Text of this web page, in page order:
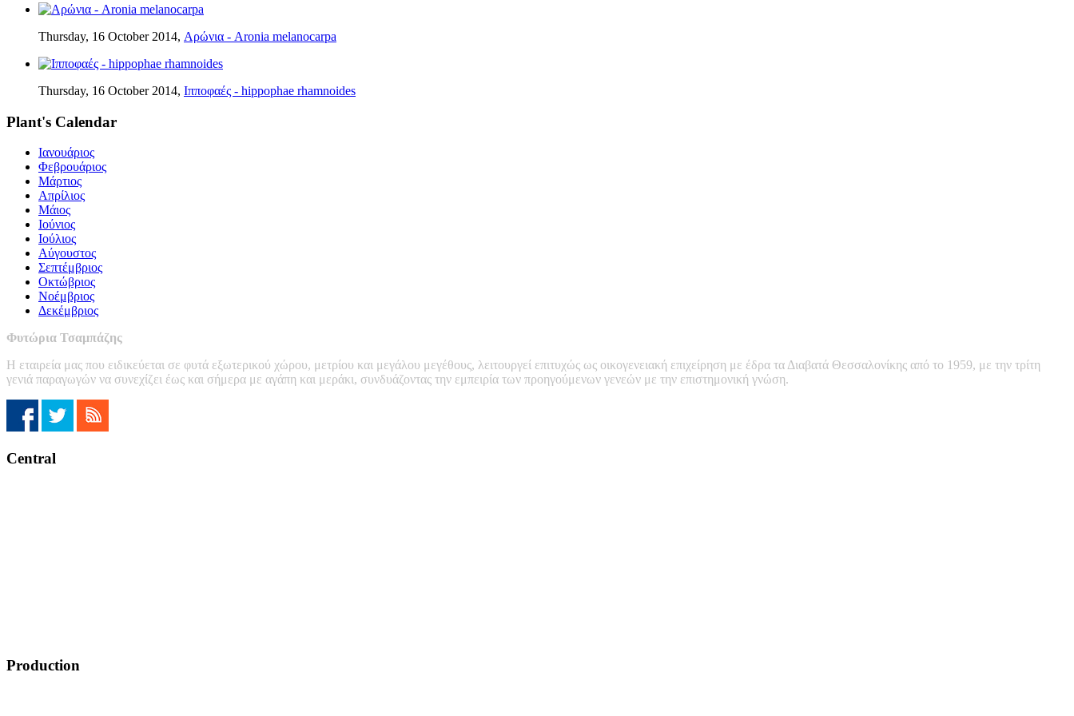
Thursday, 16 October 2014, Αρώνια - Aronia melanocarpa
Thursday, 16 October 2014, Ιπποφαές - hippophae rhamnoides
Plant's Calendar
Ιανουάριος
Φεβρουάριος
Μάρτιος
Απρίλιος
Μάιος
Ιούνιος
Ιούλιος
Αύγουστος
Σεπτέμβριος
Οκτώβριος
Νοέμβριος
Δεκέμβριος
Φυτώρια Τσαμπάζης
Η εταιρεία μας που ειδικεύεται σε φυτά εξωτερικού χώρου, μετρίου και μεγάλου μεγέθους, λειτουργεί επιτυχώς ως οικογενειακή επιχείρηση με έδρα τα Διαβατά Θεσσαλονίκης από το 1959, με την τρίτη
γενιά παραγωγών να συνεχίζει έως και σήμερα με αγάπη και μεράκι, συνδυάζοντας την εμπειρία των προηγούμενων γενεών με την επιστημονική γνώση.
Central
Production